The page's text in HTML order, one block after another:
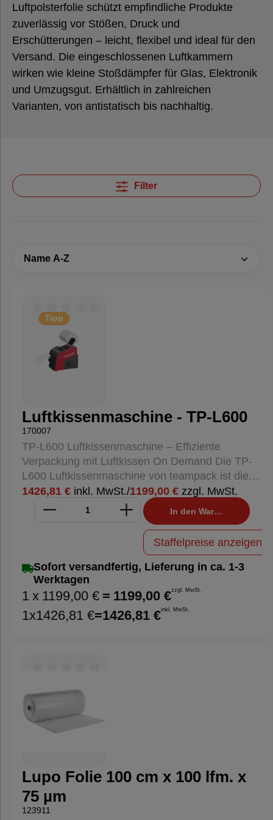
&
Packseide
Luftpolsterfolien
Luftkissenfolie
Papierpolster
Folien,
Verpackungsmaschinen
%
Sale
%
Nachhaltige
Luftpolsterfolie schützt empfindliche Produkte
zuverlässig vor Stößen, Druck und
Erschütterungen – leicht, flexibel und ideal für den
Versand. Die eingeschlossenen Luftkammern
wirken wie kleine Stoßdämpfer für Glas, Elektronik
und Umzugsgut. Erhältlich in zahlreichen
Varianten, von antistatisch bis nachhaltig.
Filter
Tipp
Durchschnittliche Bewertung von 0 von 5 Sternen
Luftkissenmaschine - TP-L600
170007
TP-L600 Luftkissenmaschine – Effiziente
Verpackung mit Luftkissen On Demand Die TP-
L600 Luftkissenmaschine von teampack ist die
ideale Lösung für Unternehmen, die ihre
Verpackungsprozesse effizienter,
kostengünstiger und nachhaltiger gestalten
möchten. Mit dieser kompakten
Luftkissenmaschine produzieren Sie
Verpackungsmaterial direkt am Packplatz –
genau dann, wenn Sie es benötigen.
Sofort versandfertig, Lieferung in ca. 1-3
Werktagen
1426,81 € inkl. MwSt./1199,00 € zzgl. MwSt.
In den Warenkorb
Staffelpreise anzeigen
1 x 1199,00 € = 1199,00 €zzgl. MwSt.
1x1426,81 €=1426,81 €inkl. MwSt.
Lupo Folie 100 cm x 100 lfm. x
75 µm
123911